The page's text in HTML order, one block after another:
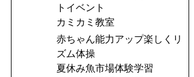
トイベント
カミカミ教室
赤ちゃん能力アップ楽しくリ
ズム体操
夏休み魚市場体験学習